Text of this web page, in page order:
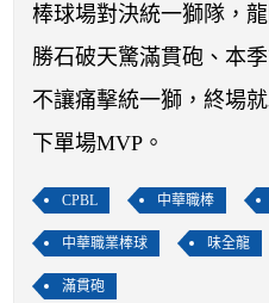
棒球場對決統一獅隊，
勝石破天驚滿貫砲、本
不讓痛擊統一獅，終場
下單場MVP。
CPBL 中華職棒
中華職業棒球 味全龍
滿貫砲